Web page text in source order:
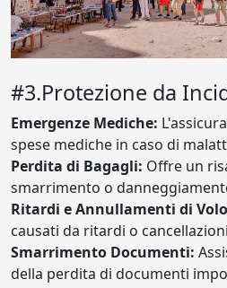
#3.Protezione da
Emergenze Mediche:
spese mediche in caso di
Perdita di Bagagli: Offre un
smarrimento o
Ritardi e Annullamenti di
causati da ritardi o
Smarrimento Documenti:
della perdita di documenti